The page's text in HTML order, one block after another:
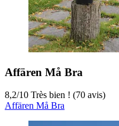
Affären Må Bra
8,2/10 Très bien ! (70 avis)
Affären Må Bra